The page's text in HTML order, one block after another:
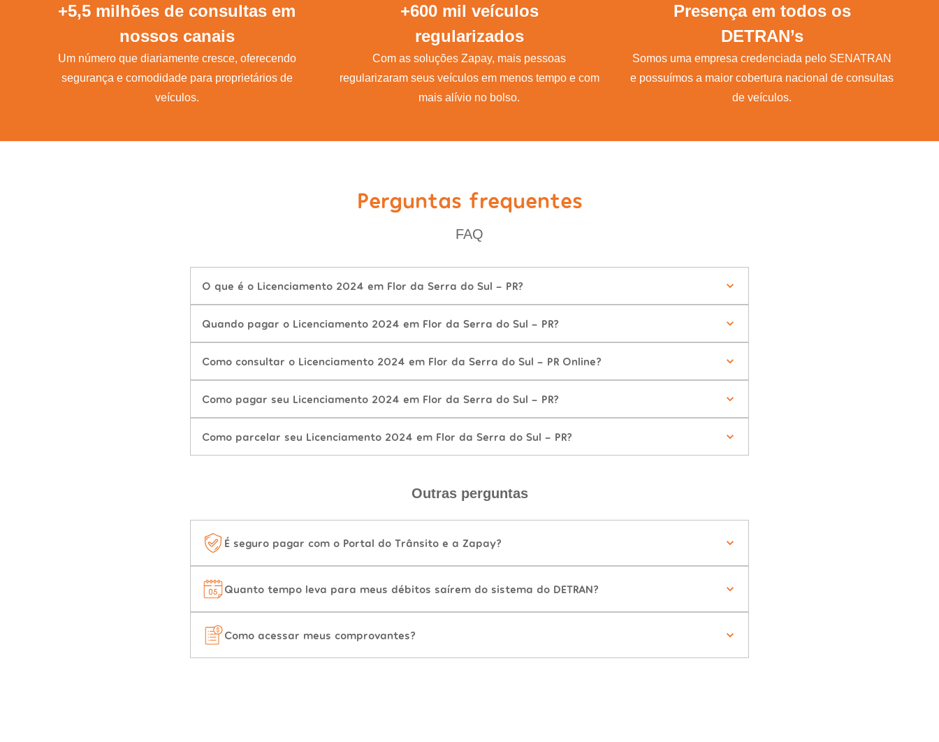
+5,5 milhões de consultas em
nossos canais
Um número que diariamente cresce, oferecendo
segurança e comodidade para proprietários de
veículos.
+600 mil veículos
regularizados
Com as soluções Zapay, mais pessoas
regularizaram seus veículos em menos tempo e com
mais alívio no bolso.
Presença em todos os
DETRAN’s
Somos uma empresa credenciada pelo SENATRAN
e possuímos a maior cobertura nacional de consultas
de veículos.
Perguntas frequentes
FAQ
O que é o Licenciamento 2024 em Flor da Serra do Sul - PR?
Quando pagar o Licenciamento 2024 em Flor da Serra do Sul - PR?
Como consultar o Licenciamento 2024 em Flor da Serra do Sul - PR Online?
Como pagar seu Licenciamento 2024 em Flor da Serra do Sul - PR?
Como parcelar seu Licenciamento 2024 em Flor da Serra do Sul - PR?
Outras perguntas
É seguro pagar com o Portal do Trânsito e a Zapay?
Quanto tempo leva para meus débitos saírem do sistema do DETRAN?
Como acessar meus comprovantes?